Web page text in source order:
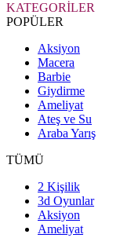
KATEGORİLER
POPÜLER
Aksiyon
Macera
Barbie
Giydirme
Ameliyat
Ateş ve Su
Araba Yarış
TÜMÜ
2 Kişilik
3d Oyunlar
Aksiyon
Ameliyat